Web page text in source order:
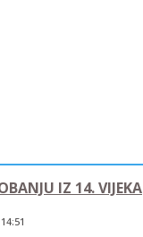
IZ 14. VIJEKA